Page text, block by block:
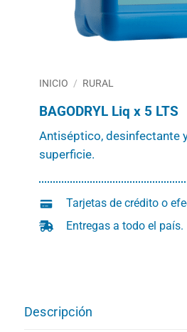
INICIO / RURAL
BAGODRYL Liq x 5 LTS
Antiséptico, desinfectante
superficie.
Tarjetas de crédito o
Entregas a todo el país.
Descripción